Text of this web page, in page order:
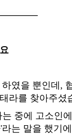
――――
였을 뿐인데,
라를 찾아주셨
중에 고소인
는 말을 했기